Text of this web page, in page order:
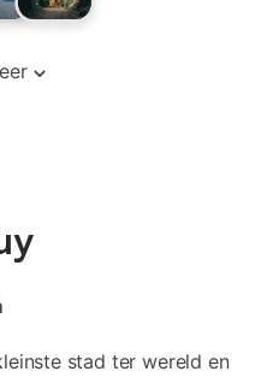
stad ter wereld en